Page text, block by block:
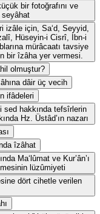
bir fotoğrafını ve
seyâhat
izâle için, Sa‘d, Seyyid,
Hüseyin-i Cisrî, İbn-i
mürâcaatı tavsiye
bir îzâha yer vermesi.
olmuştur?
dâir üç vecih
ifâdeleri
sed hakkında tefsîrlerin
Hz. Üstâd’ın nazarı
îzâhat
Ma‘lûmat ve Kur’ân’ı
lüzûmiyeti
dört cihetle verilen